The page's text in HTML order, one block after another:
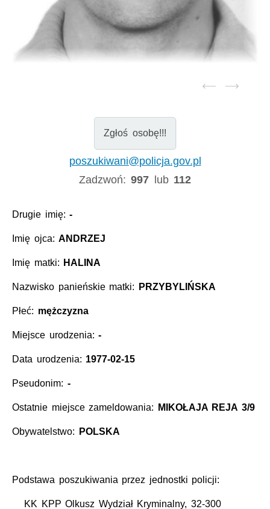
Zgłoś osobę!!!
poszukiwani@policja.gov.pl
Zadzwoń:997 lub 112
Drugie imię:-
Imię ojca:ANDRZEJ
Imię matki: HALINA
Nazwisko panieńskie matki: PRZYBYLIŃSKA
Płeć: mężczyzna
Miejsce urodzenia:-
Data urodzenia: 1977-02-15
Pseudonim: -
Ostatnie miejsce zameldowania: MIKOŁAJA REJA 3/9
Obywatelstwo: POLSKA
Podstawa poszukiwania przez jednostki policji:
KK KPP Olkusz Wydział Kryminalny, 32-300